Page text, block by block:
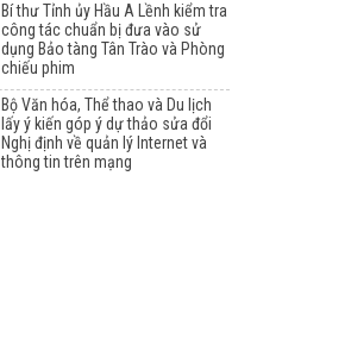
Bí thư Tỉnh ủy Hầu A Lềnh kiểm tra
công tác chuẩn bị đưa vào sử
dụng Bảo tàng Tân Trào và Phòng
chiếu phim
Bộ Văn hóa, Thể thao và Du lịch
lấy ý kiến góp ý dự thảo sửa đổi
Nghị định về quản lý Internet và
thông tin trên mạng